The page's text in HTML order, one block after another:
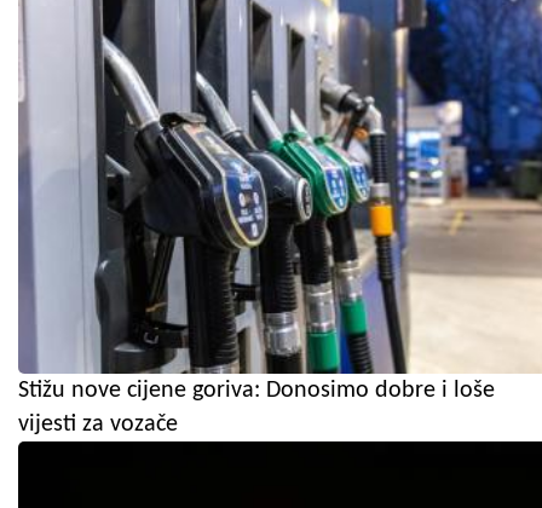
Stižu nove cijene goriva: Donosimo dobre i loše
vijesti za vozače